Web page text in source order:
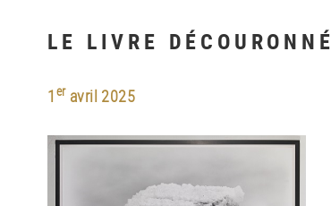
LE LIVRE DÉCOURONNÉ
1 eravril 2025